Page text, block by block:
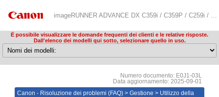
imageRUNNER ADVANCE DX C359i / C359P / C259i / C478iZ / C478i / C3835i / C3830i / C3826i / C3822i / C3935i / C3930i / C3926i / C3922i / C5870i / C5860i / C5850i / C5840i / 719iZ / 719i / 619iZ / 619i / 529iZ / 529i / 4845i / 4835i / 4825i / 4945i / 4935i / 4925i / 6870i / 6860i / 6855i / 6980i / 8905 / 8995 / 8986 Risoluzione dei problemi (FAQ)
È possibile visualizzare le domande frequenti dei clienti e le relative risposte.
Dall'elenco dei modelli qui sotto, selezionare quello in uso.
Numero documento: E0J1-03L
Data aggiornamento: 2025-09-01
Canon - Risoluzione dei problemi (FAQ) > Gestione > Utilizzo della